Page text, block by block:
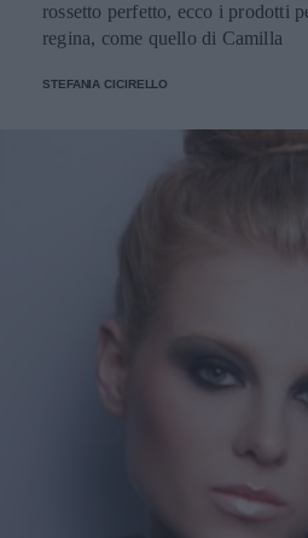
rossetto perfetto, ecco i prodotti
regina, come quello di Camilla
STEFANIA CICIRELLO